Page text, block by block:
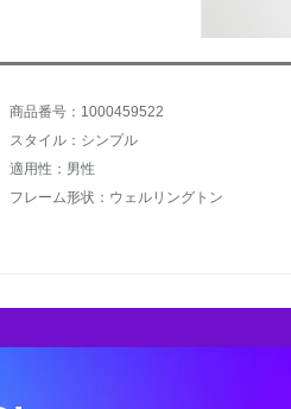
商品番号：1000459522
スタイル：シンプル
適用性：男性
フレーム形状：ウェルリングトン